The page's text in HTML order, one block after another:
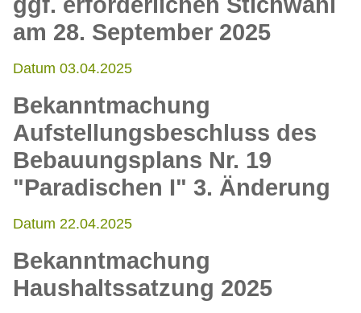
am 28. September 2025
Datum 03.04.2025
Bekanntmachung
Aufstellungsbeschluss des
Bebauungsplans Nr. 19
"Paradischen I" 3. Änderung
Datum 22.04.2025
Bekanntmachung
Haushaltssatzung 2025